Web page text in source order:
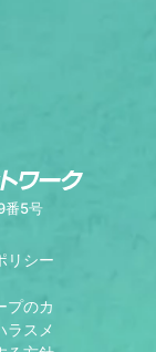
番5号
リシー
プのカ
ラスメ